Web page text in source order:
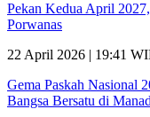
Pekan Kedua April
Porwanas
22 April 2026 | 19:41
Gema Paskah Nasional
Bangsa Bersatu di